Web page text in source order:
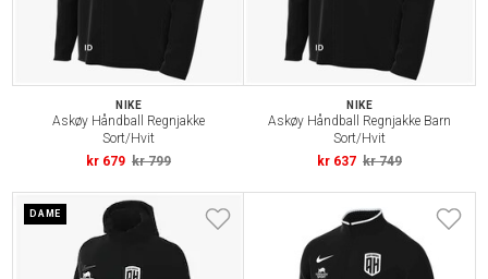
NIKE
Askøy Håndball Regnjakke
Sort/Hvit
kr 679 kr 799
NIKE
Askøy Håndball Regnjakke Barn
Sort/Hvit
kr 637 kr 749
DAME